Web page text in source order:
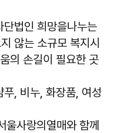
법인 희망을나누는
않는 소규모 복지시
의 손길이 필요한 곳
, 비누, 화장품, 여성
사랑의열매와 함께